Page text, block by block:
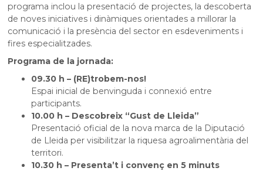
programa inclou la presentació de projectes, la descoberta
de noves iniciatives i dinàmiques orientades a millorar la
comunicació i la presència del sector en esdeveniments i
fires especialitzades.
Programa de la jornada:
09.30 h – (RE)trobem-nos!
Espai inicial de benvinguda i connexió entre
participants.
10.00 h – Descobreix “Gust de Lleida”
Presentació oficial de la nova marca de la Diputació
de Lleida per visibilitzar la riquesa agroalimentària del
territori.
10.30 h – Presenta’t i convenç en 5 minuts